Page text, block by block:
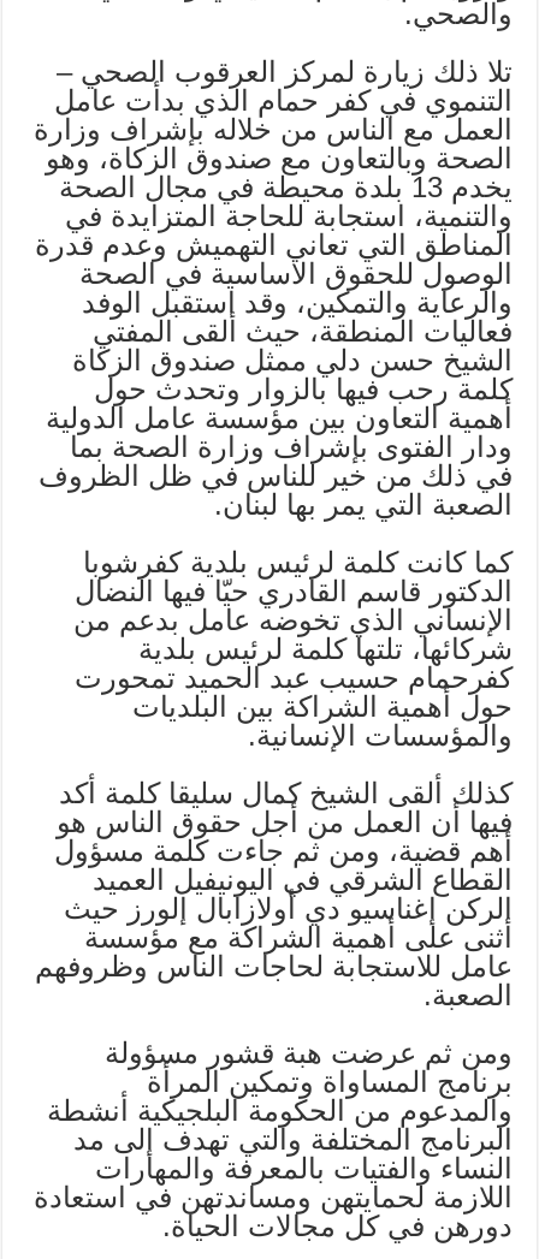
والصحي.
تلا ذلك زيارة لمركز العرقوب الصحي –
التنموي في كفر حمام الذي بدأت عامل
العمل مع الناس من خلاله بإشراف وزارة
الصحة وبالتعاون مع صندوق الزكاة، وهو
يخدم 13 بلدة محيطة في مجال الصحة
والتنمية، استجابة للحاجة المتزايدة في
المناطق التي تعاني التهميش وعدم قدرة
الوصول للحقوق الاساسية في الصحة
والرعاية والتمكين، وقد استقبل الوفد
فعاليات المنطقة، حيث ألقى المفتي
الشيخ حسن دلي ممثل صندوق الزكاة
كلمة رحب فيها بالزوار وتحدث حول
أهمية التعاون بين مؤسسة عامل الدولية
ودار الفتوى بإشراف وزارة الصحة بما
في ذلك من خير للناس في ظل الظروف
الصعبة التي يمر بها لبنان.
كما كانت كلمة لرئيس بلدية كفرشوبا
الدكتور قاسم القادري حيّا فيها النضال
الإنساني الذي تخوضه عامل بدعم من
شركائها، تلتها كلمة لرئيس بلدية
كفرحمام حسيب عبد الحميد تمحورت
حول أهمية الشراكة بين البلديات
والمؤسسات الإنسانية.
كذلك ألقى الشيخ كمال سليقا كلمة أكد
فيها أن العمل من أجل حقوق الناس هو
أهم قضية، ومن ثم جاءت كلمة مسؤول
القطاع الشرقي في اليونيفيل العميد
الركن إغناسيو دي أولازابال إلورز حيث
أثنى على أهمية الشراكة مع مؤسسة
عامل للاستجابة لحاجات الناس وظروفهم
الصعبة.
ومن ثم عرضت هبة قشور مسؤولة
برنامج المساواة وتمكين المرأة
والمدعوم من الحكومة البلجيكية أنشطة
البرنامج المختلفة والتي تهدف إلى مد
النساء والفتيات بالمعرفة والمهارات
اللازمة لحمايتهن ومساندتهن في استعادة
دورهن في كل مجالات الحياة.